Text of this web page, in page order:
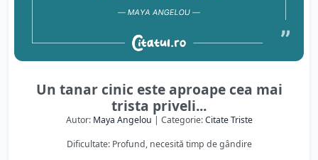
Un tanar cinic este aproape cea mai
trista priveli...
Autor: Maya Angelou | Categorie:Citate Triste
Dificultate: Profund, necesită timp de gândire